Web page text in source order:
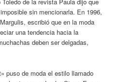
de la revista Paula dijo que
sin mencionarla. En 1996,
escribió que en la moda
una tendencia hacia la
deben ser delgadas,
puso de moda el estilo llamado